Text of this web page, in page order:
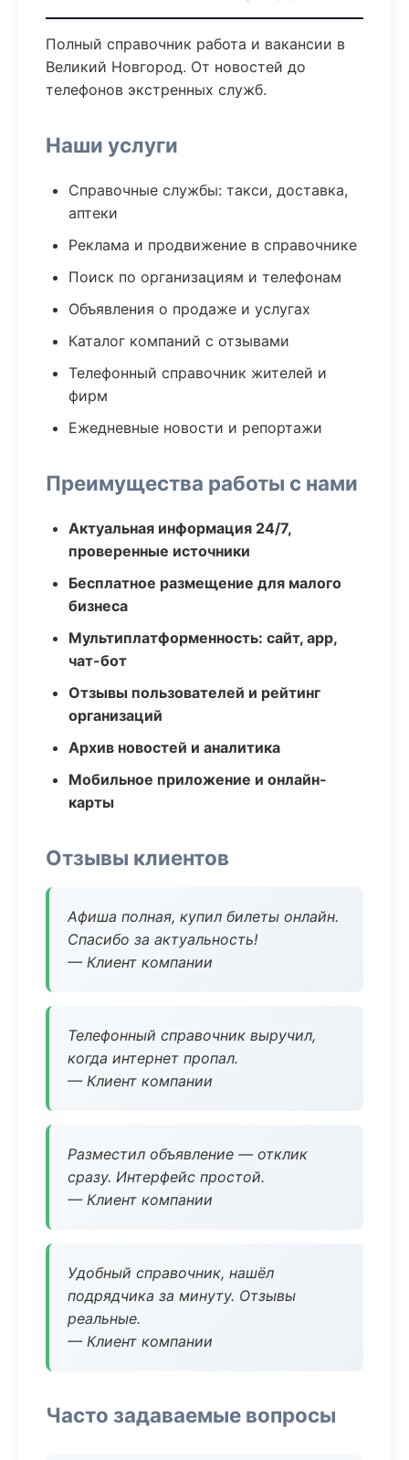
Полный справочник работа и вакансии в
Великий Новгород. От новостей до
телефонов экстренных служб.
Наши услуги
Справочные службы: такси, доставка,
аптеки
Реклама и продвижение в справочнике
Поиск по организациям и телефонам
Объявления о продаже и услугах
Каталог компаний с отзывами
Телефонный справочник жителей и
фирм
Ежедневные новости и репортажи
Преимущества работы с нами
Актуальная информация 24/7,
проверенные источники
Бесплатное размещение для малого
бизнеса
Мультиплатформенность: сайт, app,
чат-бот
Отзывы пользователей и рейтинг
организаций
Архив новостей и аналитика
Мобильное приложение и онлайн-
карты
Отзывы клиентов
Афиша полная, купил билеты онлайн.
Спасибо за актуальность!
— Клиент компании
Телефонный справочник выручил,
когда интернет пропал.
— Клиент компании
Разместил объявление — отклик
сразу. Интерфейс простой.
— Клиент компании
Удобный справочник, нашёл
подрядчика за минуту. Отзывы
реальные.
— Клиент компании
Часто задаваемые вопросы